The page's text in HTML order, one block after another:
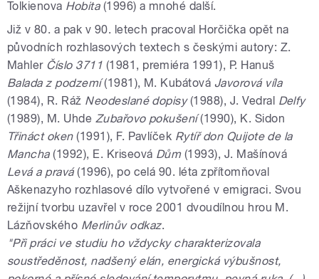
Tolkienova Hobita(1996) a mnohé další.
Již v 80. a pak v 90. letech pracoval Horčička opět na
původních rozhlasových textech s českými autory: Z.
Mahler Číslo 3711 (1981, premiéra 1991), P. Hanuš
Balada z podzemí(1981), M. Kubátová Javorová víla
(1984), R. Ráž Neodeslané dopisy(1988), J. Vedral Delfy
(1989), M. Uhde Zubařovo pokušení(1990), K. Sidon
Třináct oken(1991), F. Pavlíček Rytíř don Quijote de la
Mancha(1992), E. Kriseová Dům(1993), J. Mašínová
Levá a pravá(1996), po celá 90. léta zpřítomňoval
Aškenazyho rozhlasové dílo vytvořené v emigraci. Svou
režijní tvorbu uzavřel v roce 2001 dvoudílnou hrou M.
Lázňovského Merlinův odkaz.
"Při práci ve studiu ho vždycky charakterizovala
soustředěnost, nadšený elán, energická výbušnost,